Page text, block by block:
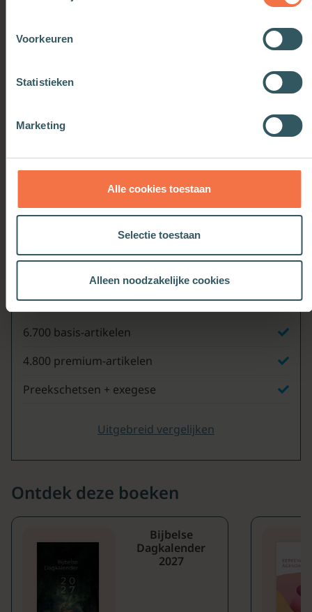
Voorkeuren
Statistieken
Marketing
Alle cookies toestaan
Selectie toestaan
Alleen noodzakelijke cookies
vanaf € 10,00 /maand
toegang
Ik wil Premium
6.700 basis-artikelen
4.800 premium-artikelen
Preekschetsen + exegese
Uitgebreid vergelijken
Ontdek deze boeken
Bijbelse
Dagkalender
2027